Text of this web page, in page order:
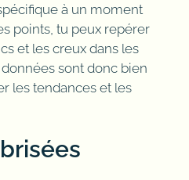
à un moment
points, tu peux repérer
et les creux dans les
sont donc bien
les tendances et les